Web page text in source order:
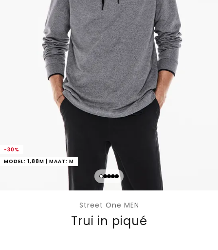
-30%
MODEL: 1,88M | MAAT: M
Street One MEN
Trui in piqué